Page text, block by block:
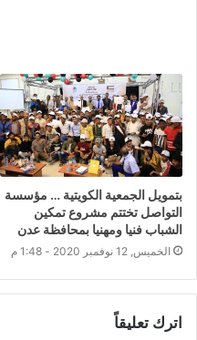
بتمويل الجمعية الكويتية … مؤسسة
التواصل تختتم مشروع تمكين
الشباب فنيا ومهنيا بمحافظة عدن
الخميس, 12 نوفمبر 2020 - 1:48 م
اترك تعليقاً